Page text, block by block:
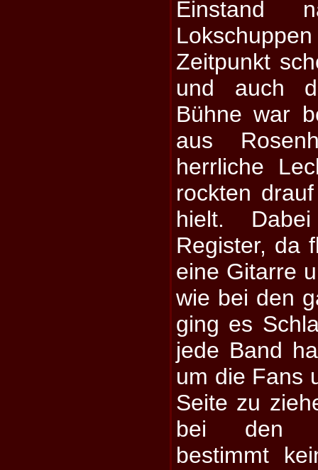
Einstand
Zeitpunkt
und auch
Bühne war
aus
herrliche
rockten
hielt.
Register, da
eine Gitarre
wie bei den
ging es
jede Band
um die Fans
Seite zu
bei
bestimmt